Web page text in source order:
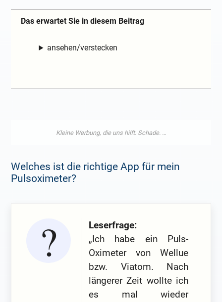
Das erwartet Sie in diesem Beitrag
ansehen/verstecken
Welches ist die richtige App für mein
Pulsoximeter?
Leserfrage:
„Ich habe ein Puls-
Oximeter von Wellue
bzw. Viatom. Nach
längerer Zeit wollte ich
es mal wieder